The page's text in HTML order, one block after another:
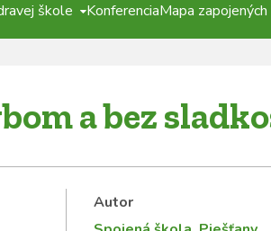
škole KonferenciaMapa
a bez
Autor